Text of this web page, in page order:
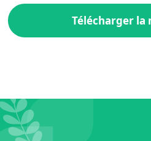
Télécharger la